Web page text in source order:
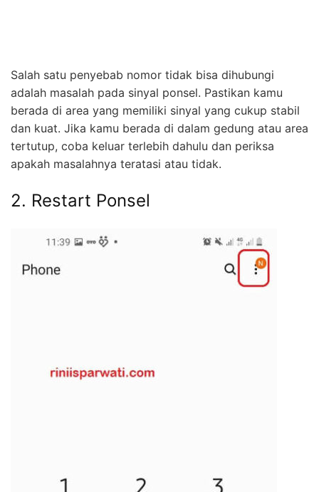
Salah satu penyebab nomor tidak bisa dihubungi
adalah masalah pada sinyal ponsel. Pastikan kamu
berada di area yang memiliki sinyal yang cukup stabil
dan kuat. Jika kamu berada di dalam gedung atau area
tertutup, coba keluar terlebih dahulu dan periksa
apakah masalahnya teratasi atau tidak.
2. Restart Ponsel